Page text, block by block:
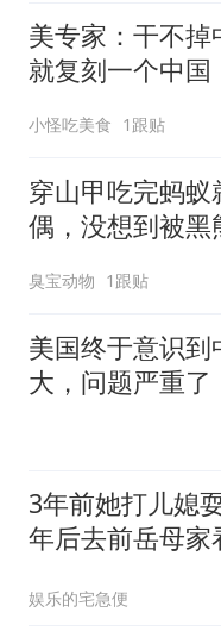
美专家：干不掉
就复刻一个中国
小怪吃美食 1跟贴
穿山甲吃完蚂蚁
偶，没想到被黑
臭宝动物 1跟贴
美国终于意识到
大，问题严重了
3年前她打儿媳
年后去前岳母家
娱乐的宅急便